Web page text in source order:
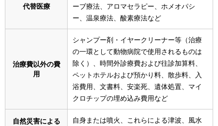
代替医療
ーブ療法、アロマセラピー、ホメオパシ
ー、温泉療法、酸素療法など
治療費以外の費
用
シャンプー剤・イヤークリーナー等（治療
の一環として動物病院で使用されるものは
除く）、時間外診療費および往診加算料、
ペットホテルおよび預かり料、散歩料、入
浴費用、文書料、安楽死、遺体処置、マイ
クロチップの埋め込み費用など
自然災害による
自身または噴火、これらによる津波、風水